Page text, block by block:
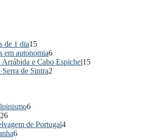
de 1 dia15
em autonomia6
Arrábida e Cabo Espichel15
de Sintra2
6
26
de Portugal4
6